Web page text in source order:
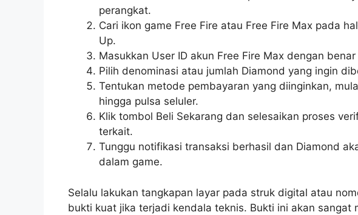
perangkat.
Cari ikon game Free Fire atau Free Fire Max pada
Up.
Masukkan User ID akun Free Fire Max dengan
Pilih denominasi atau jumlah Diamond yang ingin
Tentukan metode pembayaran yang diinginkan,
hingga pulsa seluler.
Klik tombol Beli Sekarang dan selesaikan proses
terkait.
Tunggu notifikasi transaksi berhasil dan Diamond
dalam game.
Selalu lakukan tangkapan layar pada struk digital atau
bukti kuat jika terjadi kendala teknis. Bukti ini akan sangat